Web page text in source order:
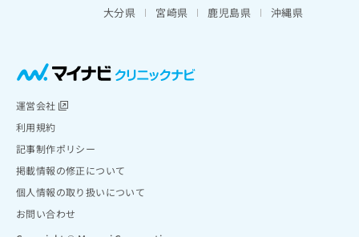
大分県
宮崎県 鹿児島県 沖縄県
運営会社
利用規約
記事制作ポリシー
掲載情報の修正について
個人情報の取り扱いについて
お問い合わせ